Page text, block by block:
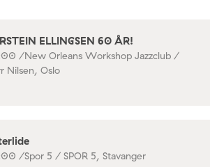
ELLINGSEN 60 ÅR!
/New Orleans Workshop Jazzclub /
Nilsen, Oslo
/Spor 5 / SPOR 5, Stavanger